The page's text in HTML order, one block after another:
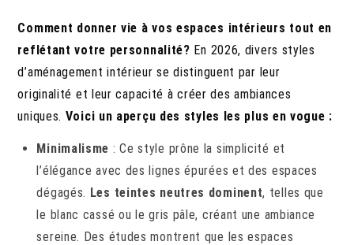
Comment donner vie à vos espaces intérieurs tout en
reflétant votre personnalité? En 2026, divers styles
d’aménagement intérieur se distinguent par leur
originalité et leur capacité à créer des ambiances
uniques. Voici un aperçu des styles les plus en vogue :
Minimalisme : Ce style prône la simplicité et
l’élégance avec des lignes épurées et des espaces
dégagés. Les teintes neutres dominent, telles que
le blanc cassé ou le gris pâle, créant une ambiance
sereine. Des études montrent que les espaces